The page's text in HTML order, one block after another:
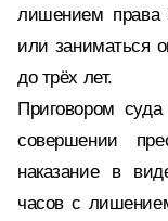
лишением права
или заниматься
до трёх лет.
Приговором
совершении
наказание в
часов с